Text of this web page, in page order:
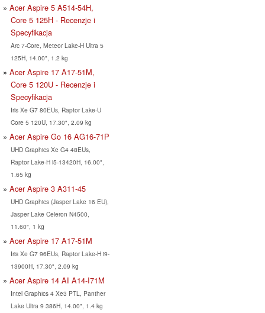
Acer Aspire 5 A514-54H,
Core 5 125H - Recenzje i
Specyfikacja
Arc 7-Core, Meteor Lake-H Ultra 5
125H, 14.00", 1.2 kg
Acer Aspire 17 A17-51M,
Core 5 120U - Recenzje i
Specyfikacja
Iris Xe G7 80EUs, Raptor Lake-U
Core 5 120U, 17.30", 2.09 kg
Acer Aspire Go 16 AG16-71P
UHD Graphics Xe G4 48EUs,
Raptor Lake-H i5-13420H, 16.00",
1.65 kg
Acer Aspire 3 A311-45
UHD Graphics (Jasper Lake 16 EU),
Jasper Lake Celeron N4500,
11.60", 1 kg
Acer Aspire 17 A17-51M
Iris Xe G7 96EUs, Raptor Lake-H i9-
13900H, 17.30", 2.09 kg
Acer Aspire 14 AI A14-I71M
Intel Graphics 4 Xe3 PTL, Panther
Lake Ultra 9 386H, 14.00", 1.4 kg